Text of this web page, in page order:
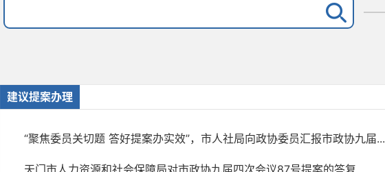
建议提案办理
“聚焦委员关切题 答好提案办实效”，市人社局向政协委员汇报市政协九届...
天门市人力资源和社会保障局对市政协九届四次会议87号提案的答复